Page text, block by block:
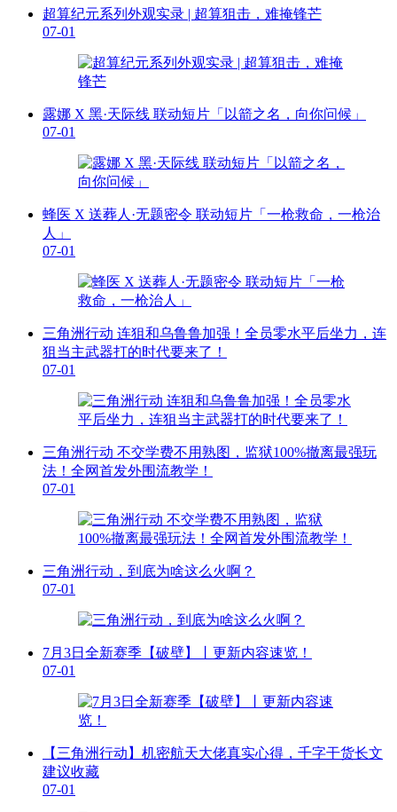
超算纪元系列外观实录 | 超算狙击，难掩锋芒
07-01
露娜 X 黑·天际线 联动短片「以箭之名，向你问候」
07-01
蜂医 X 送葬人·无题密令 联动短片「一枪救命，一枪治
人」
07-01
三角洲行动 连狙和乌鲁鲁加强！全员零水平后坐力，连
狙当主武器打的时代要来了！
07-01
三角洲行动 不交学费不用熟图，监狱100%撤离最强玩
法！全网首发外围流教学！
07-01
三角洲行动，到底为啥这么火啊？
07-01
7月3日全新赛季【破壁】丨更新内容速览！
07-01
【三角洲行动】机密航天大佬真实心得，千字干货长文
建议收藏
07-01